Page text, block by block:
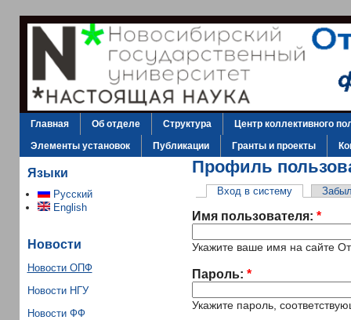
Главная Об отделе Структура
Центр коллективного
Элементы установок
Публикации Гранты и проекты
Языки
Русский
English
Новости
Новости ОПФ
Новости НГУ
Новости ФФ
Профиль
Вход в систему
Имя пользователя: *
Укажите ваше имя на сайте
Пароль: *
Укажите пароль,